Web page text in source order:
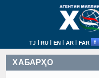
TJ | RU | EN | AR | FAR
ХАБАРҲО